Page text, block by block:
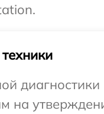
на